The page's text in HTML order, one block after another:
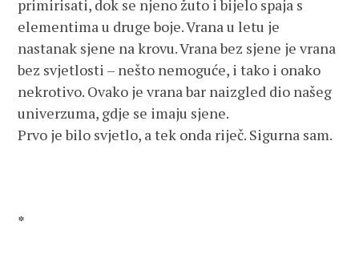
primirisati, dok se njeno žuto i bijelo spaja s
elementima u druge boje. Vrana u letu je
nastanak sjene na krovu. Vrana bez sjene je vrana
bez svjetlosti – nešto nemoguće, i tako i onako
nekrotivo. Ovako je vrana bar naizgled dio našeg
univerzuma, gdje se imaju sjene.
Prvo je bilo svjetlo, a tek onda riječ. Sigurna sam.
*